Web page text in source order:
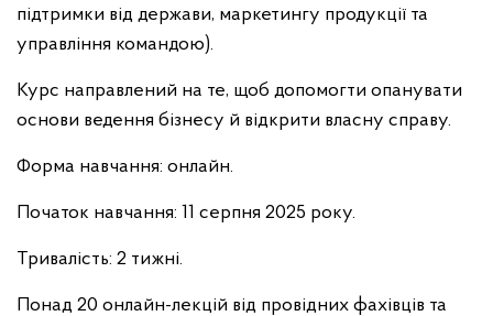
підтримки від держави, маркетингу продукції та
управління командою).
Курс направлений на те, щоб допомогти опанувати
основи ведення бізнесу й відкрити власну справу.
Форма навчання: онлайн.
Початок навчання: 11 серпня 2025 року.
Тривалість: 2 тижні.
Понад 20 онлайн-лекцій від провідних фахівців та